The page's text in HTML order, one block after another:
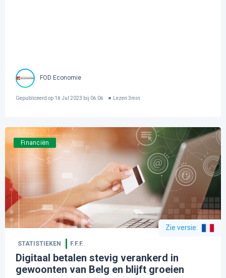
FOD Economie
Gepubliceerd op 18 Jul 2023 bij 06:06 Lezen 3min
Financiën
Zie versie:
STATISTIEKEN F.F.F.
Digitaal betalen stevig verankerd in
gewoonten van Belg en blijft groeien